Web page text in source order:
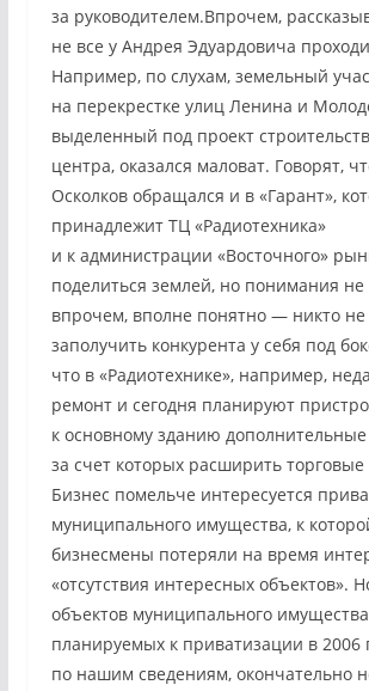
за руководителем.Впрочем,
не все у Андрея Эдуардовича
Например, по слухам, земельный
на перекрестке улиц Ленина и
выделенный под проект
центра, оказался маловат. Говорят,
Осколков обращался и в «Гарант»,
принадлежит ТЦ «Радиотехника»
и к администрации «Восточного»
поделиться землей, но понимания
впрочем, вполне понятно — никто не
заполучить конкурента у себя под
что в «Радиотехнике», например,
ремонт и сегодня планируют
к основному зданию
за счет которых расширить
Бизнес помельче интересуется
муниципального имущества, к
бизнесмены потеряли на время
«отсутствия интересных объектов».
объектов муниципального
планируемых к приватизации в 2006
по нашим сведениям, окончательно